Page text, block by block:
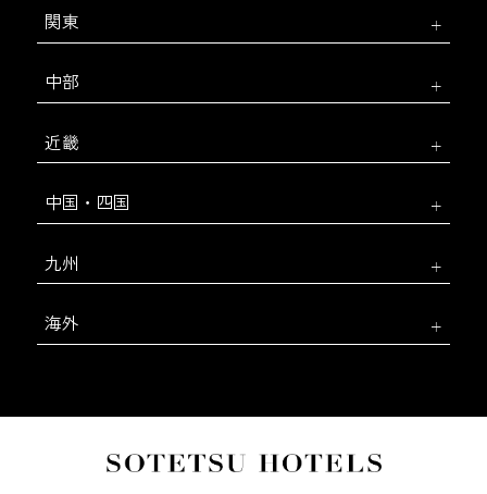
関東
中部
近畿
中国・四国
九州
海外